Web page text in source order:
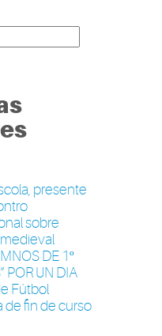
presente
sobre
DE 1º
POR UN DIA
Fútbol
de fin de curso